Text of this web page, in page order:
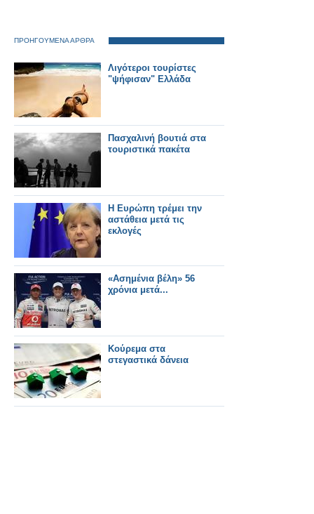
ΠΡΟΗΓΟΥΜΕΝΑ ΑΡΘΡΑ
Λιγότεροι τουρίστες
"ψήφισαν" Ελλάδα
Πασχαλινή βουτιά στα
τουριστικά πακέτα
Η Ευρώπη τρέμει την
αστάθεια μετά τις
εκλογές
«Ασημένια βέλη» 56
χρόνια μετά...
Κούρεμα στα
στεγαστικά δάνεια